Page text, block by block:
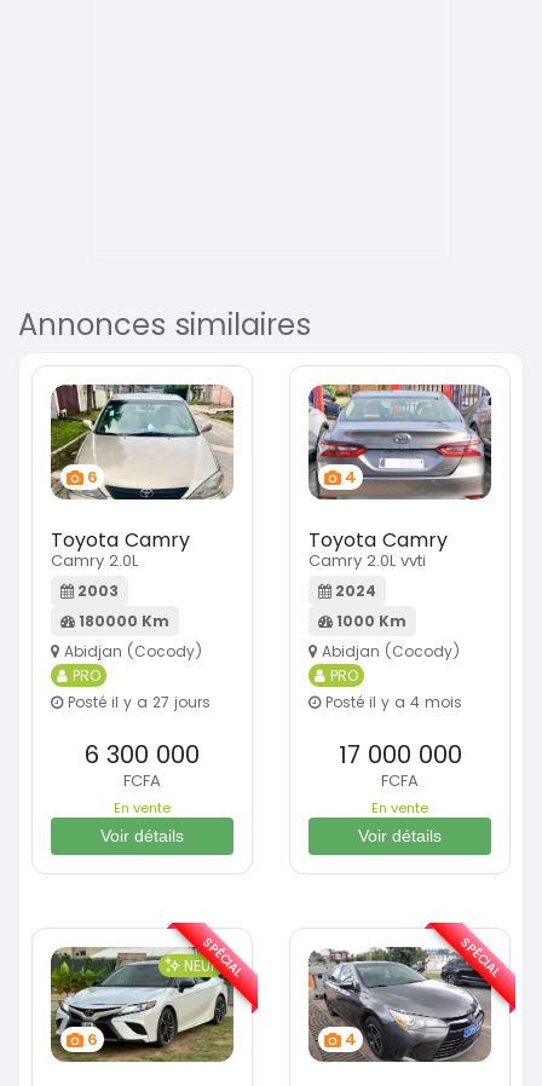
Annonces similaires
6
Toyota Camry
Camry 2.0L
2003
180000 Km
Abidjan (Cocody)
PRO
Posté il y a 27 jours
6 300 000
FCFA
En vente
Voir détails
4
Toyota Camry
Camry 2.0L vvti
2024
1000 Km
Abidjan (Cocody)
PRO
Posté il y a 4 mois
17 000 000
FCFA
En vente
Voir détails
6
NEUFSPÉCIAL
4
SPÉCIAL